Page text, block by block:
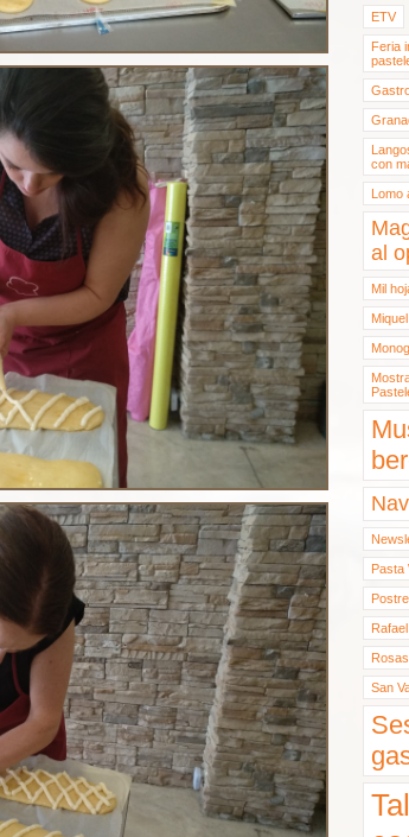
ETV
Feria
con
Lomo
al
Mil
Pasta
San